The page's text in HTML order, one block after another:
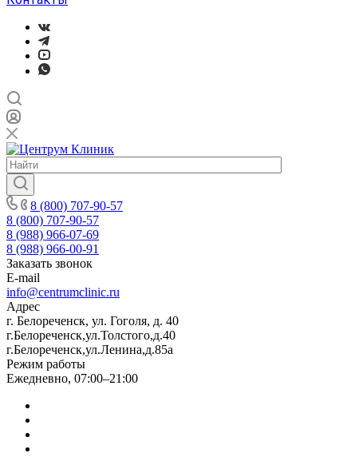
8 (800) 707-90-57
8 (800) 707-90-57
8 (988) 966-07-69
8 (988) 966-00-91
Заказать звонок
E-mail
info@centrumclinic.ru
Адрес
г. Белореченск, ул. Гоголя, д. 40
г.Белореченск,ул.Толстого,д.40
г.Белореченск,ул.Ленина,д.85а
Режим работы
Ежедневно, 07:00–21:00